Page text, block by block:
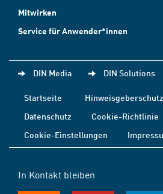
Mitwirken
Service für Anwender*innen
DIN Media DIN Solutions
Startseite
Datenschutz
Cookie-Richtlinie
Cookie-Einstellungen
In Kontakt bleiben